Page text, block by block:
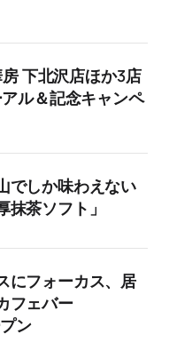
下北沢店ほか3店
ル＆記念キャンペ
でしか味わえない
抹茶ソフト」
にフォーカス、居
フェバー
ン